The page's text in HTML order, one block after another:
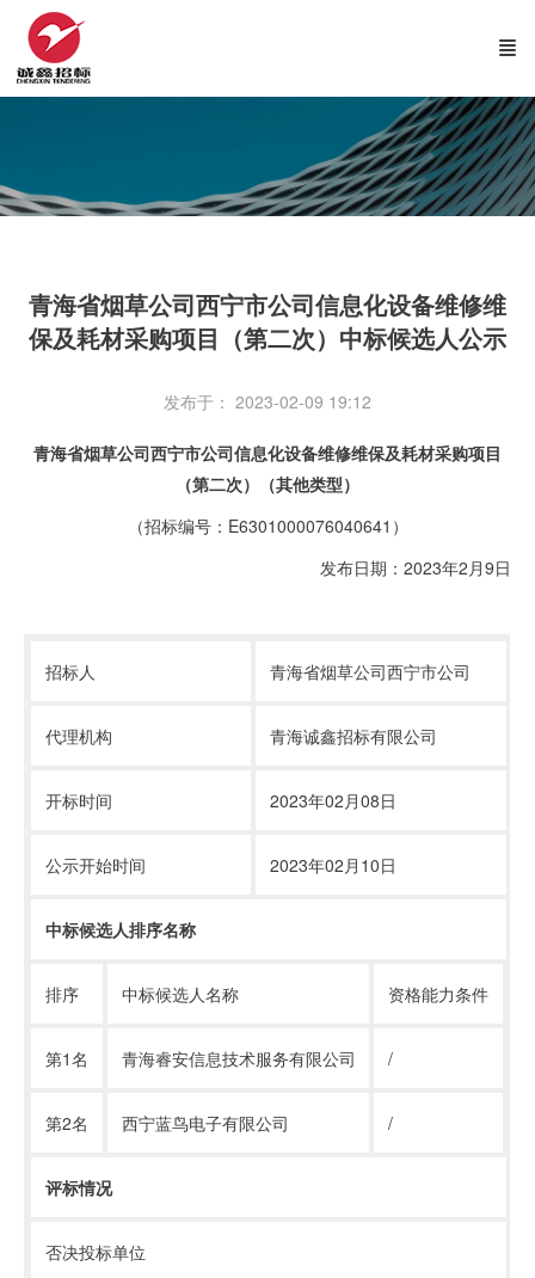
青海省烟草公司西宁市公司信息化设备维修维
保及耗材采购项目（第二次）中标候选人公示
发布于： 2023-02-09 19:12
青海省烟草公司西宁市公司信息化设备维修维保及耗材采购项目
（第二次）（其他类型）
（招标编号： E6301000076040641 ）
发布日期： 2023年2 月9日
招标人 青海省烟草公司西宁市公司
代理机构 青海诚鑫招标有限公司
开标时间 2023年02月08日
公示开始时间 2023年02月 10日
中标候选人排序名称
排序 中标候选人名称 资格能力条件
第1名 青海睿安信息技术服务有限公司 /
第2名 西宁蓝鸟电子有限公司 /
评标情况
否决投标单位